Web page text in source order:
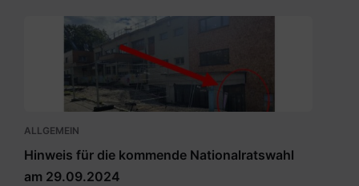
Eingang
Wahllokal.pdf
ALLGEMEIN
Hinweis für die kommende Nationalratswahl
am 29.09.2024